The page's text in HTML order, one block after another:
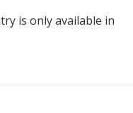
is only available in